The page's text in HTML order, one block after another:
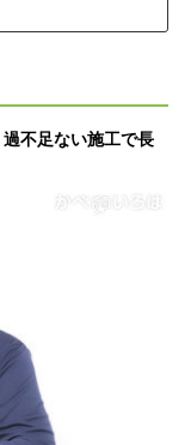
不足ない施工で長